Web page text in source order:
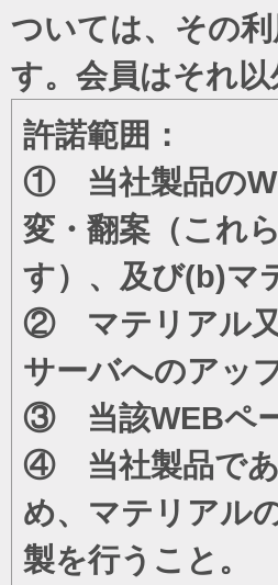
ついては、その
す。会員はそれ
許諾範囲：
① 当社製品の
変・翻案（これ
す）、及び(b)マ
② マテリアル又
サーバへのアッ
③ 当該WEBペ
④ 当社製品であ
め、マテリアル
製を行うこと。